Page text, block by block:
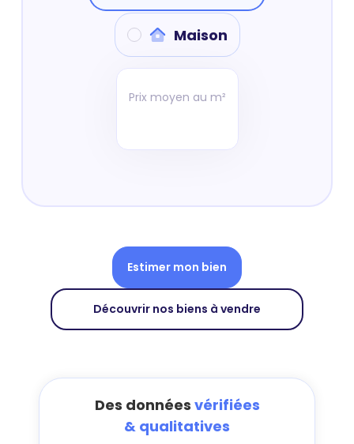
Maison
Prix moyen au m²
Estimer mon bien
Découvrir nos biens à vendre
Des données vérifiées
& qualitatives